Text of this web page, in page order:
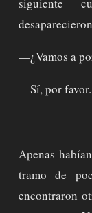
—¿Vamos a
—Sí, por favor.
Apenas
tramo de
encontraron